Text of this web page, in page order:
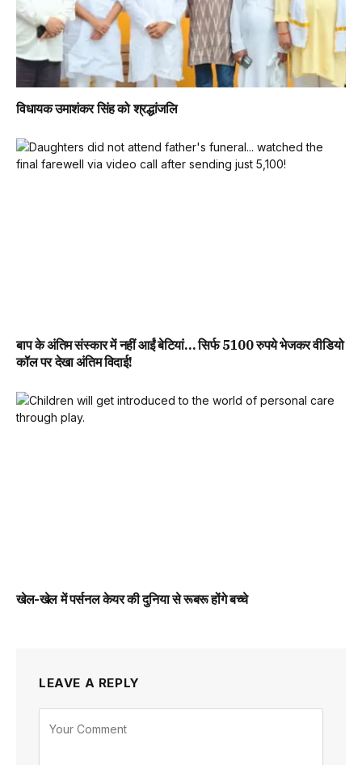
विधायक उमाशंकर सिंह को श्रद्धांजलि
बाप के अंतिम संस्कार में नहीं आईं बेटियां… सिर्फ 5100 रुपये भेजकर वीडियो
कॉल पर देखा अंतिम विदाई!
खेल-खेल में पर्सनल केयर की दुनिया से रूबरू होंगे बच्चे
LEAVE A REPLY